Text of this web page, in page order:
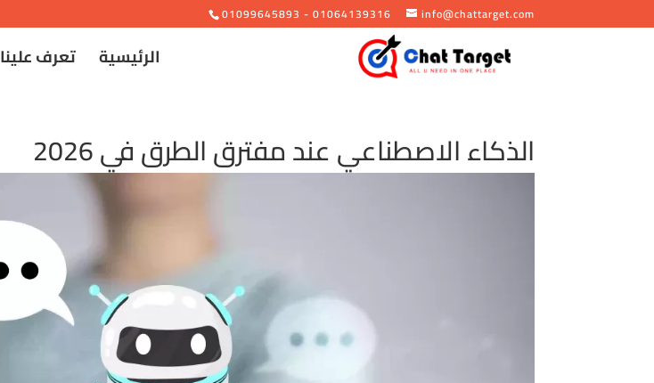
01099645893 - 01064139316 info@chattarget.com
الرئيسية تعرف علينا
الذكاء الاصطناعي عند مفترق الطرق في 2026